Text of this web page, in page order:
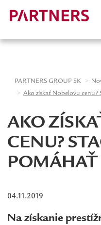
PARTNERS GROUP SK
Ako získať Nobelovu cenu?
AKO
CENU?
POMÁHAŤ
04.11.2019
Na získanie